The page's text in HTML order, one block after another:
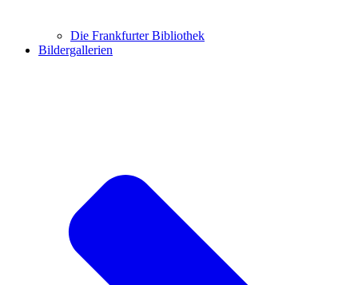
Die Frankfurter Bibliothek
Bildergallerien